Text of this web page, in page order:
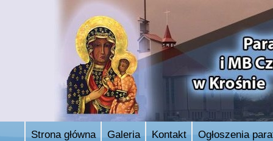
Strona główna Galeria Kontakt Ogłoszenia